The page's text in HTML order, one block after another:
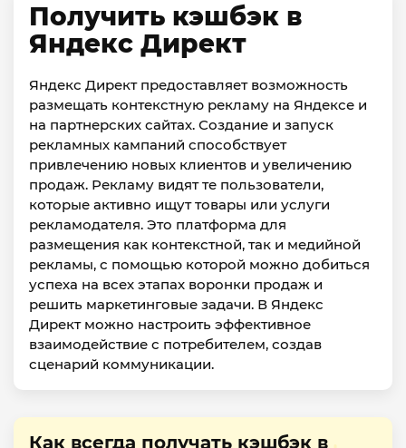
Получить кэшбэк в
Яндекс Директ
Яндекс Директ предоставляет возможность
размещать контекстную рекламу на Яндексе и
на партнерских сайтах. Создание и запуск
рекламных кампаний способствует
привлечению новых клиентов и увеличению
продаж. Рекламу видят те пользователи,
которые активно ищут товары или услуги
рекламодателя. Это платформа для
размещения как контекстной, так и медийной
рекламы, с помощью которой можно добиться
успеха на всех этапах воронки продаж и
решить маркетинговые задачи. В Яндекс
Директ можно настроить эффективное
взаимодействие с потребителем, создав
сценарий коммуникации.
Как всегда получать кэшбэк в